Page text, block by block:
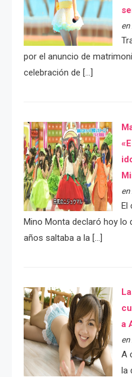
por el anuncio de
celebración de […]
El
Mino Monta declaró hoy lo
años saltaba a la […]
a
A
la